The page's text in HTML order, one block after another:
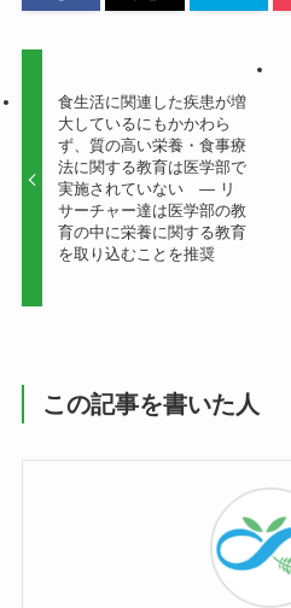
食生活に関連した疾患が増
大しているにもかかわら
ず、質の高い栄養・食事療
法に関する教育は医学部で
実施されていない ― リ
サーチャー達は医学部の教
育の中に栄養に関する教育
を取り込むことを推奨
この記事を書いた人